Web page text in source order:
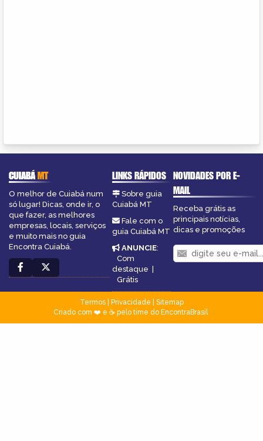
CUIABÁMT
O melhor de Cuiabá num
só lugar! Dicas, onde ir, o
que fazer, as melhores
empresas, locais, serviços
e muito mais no guia
Encontra Cuiabá.
LINKS RÁPIDOS
Sobre guia
Cuiabá MT
Fale com o
guia Cuiabá MT
ANUNCIE:
Com
destaque |
Grátis
NOVIDADES POR E-
MAIL
Receba grátis as
principais notícias,
dicas e promoções
Termos| Privacidade
Sitemap
Criado com ❤️ e ☕ pelo time do EncontraBrasil